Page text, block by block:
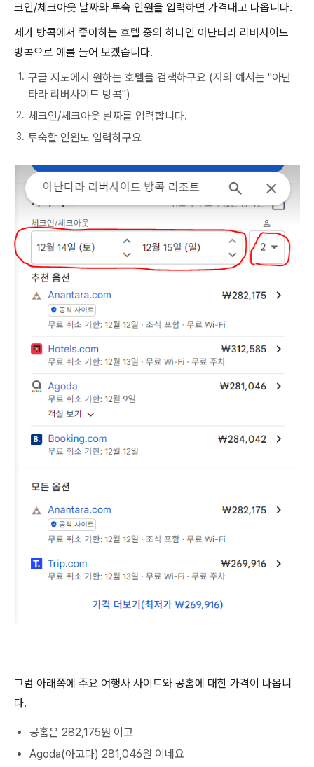
크인/체크아웃 날짜와 투숙 인원을 입력하면 가격대고 나옵니다.
제가 방콕에서 좋아하는 호텔 중의 하나인 아난타라 리버사이드
방콕으로 예를 들어 보겠습니다.
구글 지도에서 원하는 호텔을 검색하구요 (저의 예시는 "아난
타라 리버사이드 방콕")
체크인/체크아웃 날짜를 입력합니다.
투숙할 인원도 입력하구요
그럼 아래쪽에 주요 여행사 사이트와 공홈에 대한 가격이 나옵니
다.
공홈은 282,175원 이고
Agoda(아고다) 281,046원 이네요